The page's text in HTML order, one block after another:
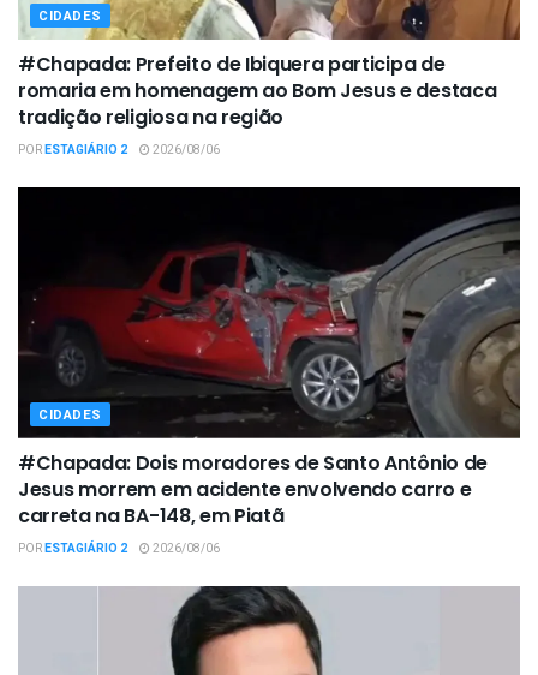
CIDADES
#Chapada: Prefeito de Ibiquera participa de
romaria em homenagem ao Bom Jesus e destaca
tradição religiosa na região
PORESTAGIÁRIO 2 2026/08/06
CIDADES
#Chapada: Dois moradores de Santo Antônio de
Jesus morrem em acidente envolvendo carro e
carreta na BA-148, em Piatã
PORESTAGIÁRIO 2 2026/08/06